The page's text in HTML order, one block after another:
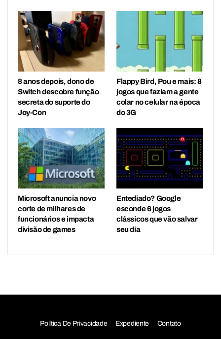
8 anos depois, dono de
Switch descobre função
secreta do suporte do
Joy-Con
Flappy Bird, Pou e mais: 8
jogos que faziam a gente
colar no celular na época
do 3G
Microsoft anuncia novo
corte de milhares de
funcionários e impacta
divisão de games
Entediado? Google
esconde 6 jogos
clássicos que vão salvar
seu dia
Política De Privacidade Expediente Contato